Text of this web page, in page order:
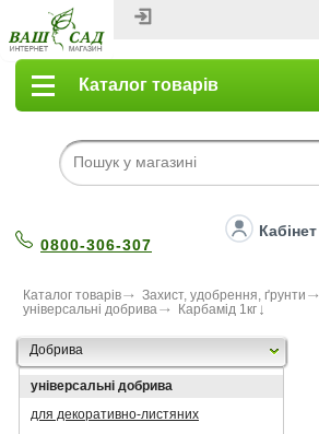
Каталог товарів
0800-306-307
Кабінет
Каталог товарів Захист, удобрення, ґрунти
універсальні добрива
Карбамід 1кг
Добрива
універсальні добрива
для декоративно-листяних